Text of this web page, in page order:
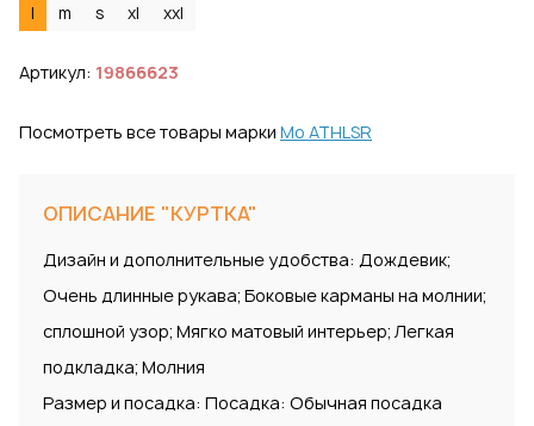
l m s xl xxl
Артикул: 19866623
Посмотреть все товары марки Mo ATHLSR
ОПИСАНИЕ "КУРТКА"
Дизайн и дополнительные удобства: Дождевик;
Очень длинные рукава; Боковые карманы на молнии;
сплошной узор; Мягко матовый интерьер; Легкая
подкладка; Молния
Размер и посадка: Посадка: Обычная посадка